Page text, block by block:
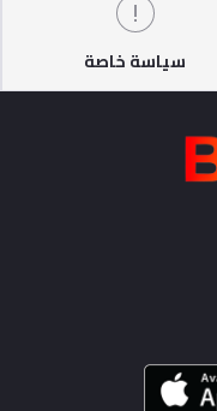
سياسة خاصة